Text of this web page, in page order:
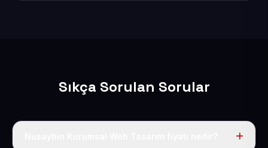
Sıkça Sorulan Sorular